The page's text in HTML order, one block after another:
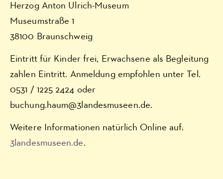
Herzog Anton Ulrich-Museum
Museumstraße 1
38100 Braunschweig
Eintritt für Kinder frei, Erwachsene als Begleitung
zahlen Eintritt. Anmeldung empfohlen unter Tel.
0531 / 1225 2424 oder
buchung.haum@3landesmuseen.de.
Weitere Informationen natürlich Online auf:
3landesmuseen.de.